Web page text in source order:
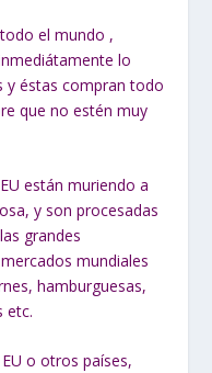
el mundo ,
lo
y éstas compran todo
que no estén muy
están muriendo a
y son procesadas
grandes
mundiales
hamburguesas,
etc.
o otros países,